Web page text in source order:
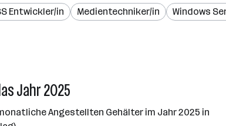
Entwickler/in Medientechniker/in Windows
Jahr 2025
Angestellten Gehälter im Jahr 2025 in